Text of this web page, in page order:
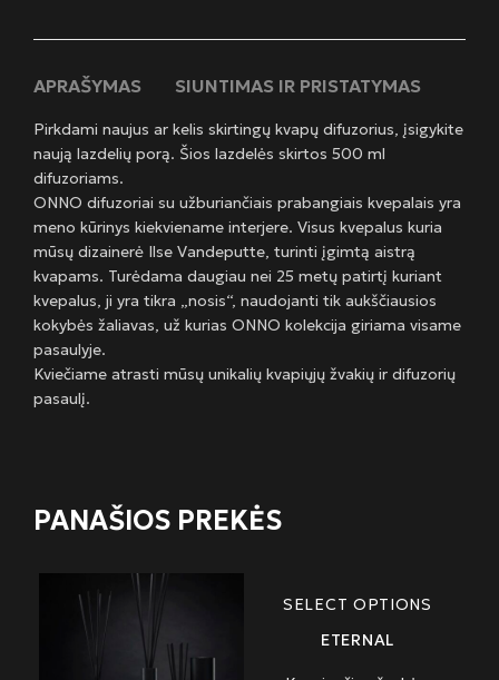
APRAŠYMAS SIUNTIMAS IR PRISTATYMAS
Pirkdami naujus ar kelis skirtingų kvapų difuzorius, įsigykite
naują lazdelių porą. Šios lazdelės skirtos 500 ml
difuzoriams.
ONNO difuzoriai su užburiančiais prabangiais kvepalais yra
meno kūrinys kiekviename interjere. Visus kvepalus kuria
mūsų dizainerė Ilse Vandeputte, turinti įgimtą aistrą
kvapams. Turėdama daugiau nei 25 metų patirtį kuriant
kvepalus, ji yra tikra „nosis“, naudojanti tik aukščiausios
kokybės žaliavas, už kurias ONNO kolekcija giriama visame
pasaulyje.
Kviečiame atrasti mūsų unikalių kvapiųjų žvakių ir difuzorių
pasaulį.
PANAŠIOS PREKĖS
SELECT OPTIONS
ETERNAL